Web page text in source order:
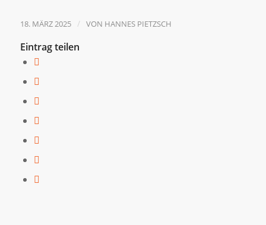
18. MÄRZ 2025 / VON HANNES PIETZSCH
Eintrag teilen